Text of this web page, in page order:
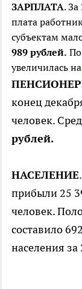
ЗАРПЛАТА.
плата
субъектам
989 рублей.
увеличилась
конец
человек.
рублей.
НАСЕЛЕНИЕ
прибыли 25
человек.
составило
населения за